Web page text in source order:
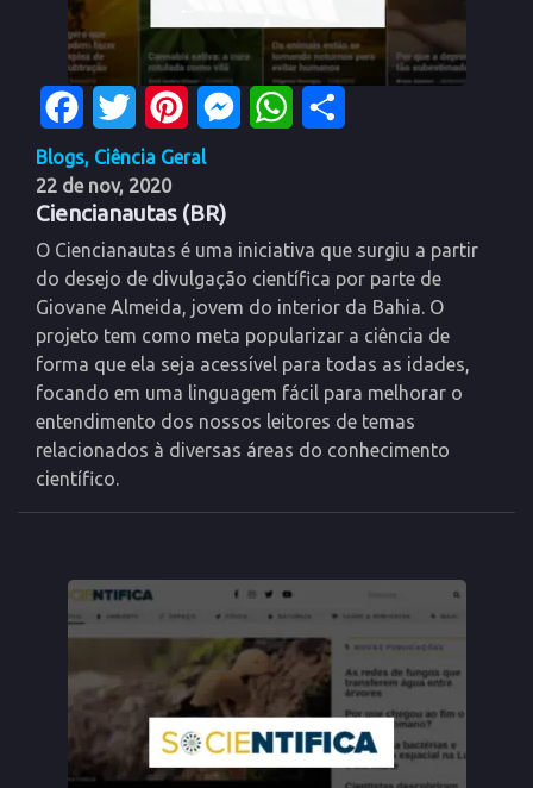
FacebookTwitter PinterestMessengerWhatsApp
Blogs, Ciência Geral
22 de nov, 2020
Ciencianautas (BR)
O Ciencianautas é uma iniciativa que surgiu a partir
do desejo de divulgação científica por parte de
Giovane Almeida, jovem do interior da Bahia. O
projeto tem como meta popularizar a ciência de
forma que ela seja acessível para todas as idades,
focando em uma linguagem fácil para melhorar o
entendimento dos nossos leitores de temas
relacionados à diversas áreas do conhecimento
científico.